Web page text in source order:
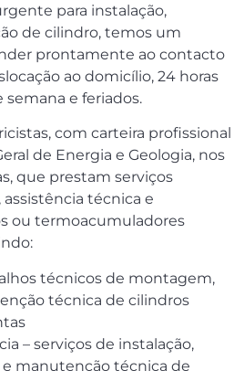
para instalação,
de cilindro, temos um
prontamente ao contacto
ao domicílio, 24 horas
e feriados.
com carteira profissional
de Energia e Geologia, nos
que prestam serviços
técnica e
ou termoacumuladores
técnicos de montagem,
técnica de cilindros
– serviços de instalação,
manutenção técnica de